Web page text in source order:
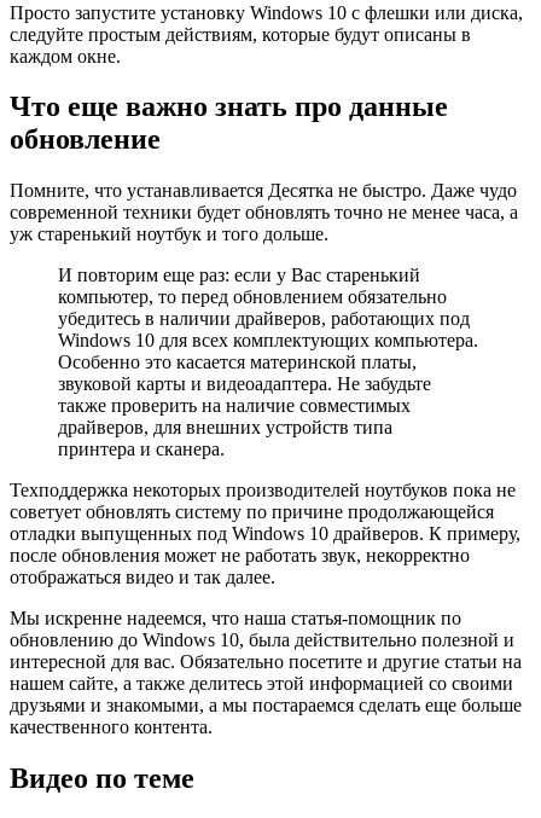
Просто запустите установку Windows 10 с флешки или диска,
следуйте простым действиям, которые будут описаны в
каждом окне.
Что еще важно знать про данные
обновление
Помните, что устанавливается Десятка не быстро. Даже чудо
современной техники будет обновлять точно не менее часа, а
уж старенький ноутбук и того дольше.
И повторим еще раз: если у Вас старенький
компьютер, то перед обновлением обязательно
убедитесь в наличии драйверов, работающих под
Windows 10 для всех комплектующих компьютера.
Особенно это касается материнской платы,
звуковой карты и видеоадаптера. Не забудьте
также проверить на наличие совместимых
драйверов, для внешних устройств типа
принтера и сканера.
Техподдержка некоторых производителей ноутбуков пока не
советует обновлять систему по причине продолжающейся
отладки выпущенных под Windows 10 драйверов. К примеру,
после обновления может не работать звук, некорректно
отображаться видео и так далее.
Мы искренне надеемся, что наша статья-помощник по
обновлению до Windows 10, была действительно полезной и
интересной для вас. Обязательно посетите и другие статьи на
нашем сайте, а также делитесь этой информацией со своими
друзьями и знакомыми, а мы постараемся сделать еще больше
качественного контента.
Видео по теме